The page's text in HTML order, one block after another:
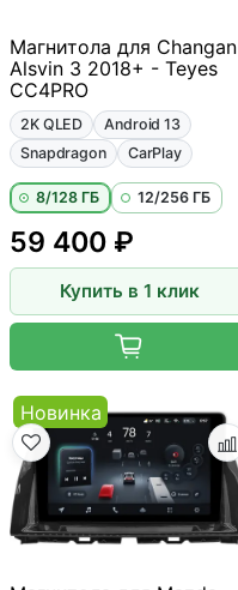
Магнитола для Changan
Alsvin 3 2018+ - Teyes
CC4PRO
2K QLED
Android 13
Snapdragon
CarPlay
8/128 ГБ 12/256 ГБ
59 400 ₽
Купить в 1 клик
Новинка